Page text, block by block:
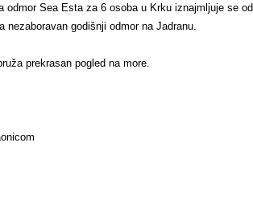
odmor Sea Esta za 6 osoba u Krku iznajmljuje se
nezaboravan godišnji odmor na Jadranu.
prekrasan pogled na more.